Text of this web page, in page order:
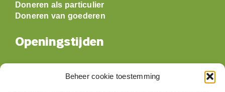
Beheer cookie toestemming
Doneren als particulier
Doneren van goederen
Openingstijden
09:30 t/m 17:00